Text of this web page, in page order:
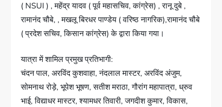
( NSUI ) , महेंद्र यादव ( पूर्व महासचिव, कांग्रेस) , रानू दुबे ,
रामानंद चौबे, , मखलू बिरधर पाण्डेय ( वरिष्ठ नागरिक),रामानंद चौबे
( प्रदेश सचिव, किसान कांग्रेस) के द्वारा किया गया।
यात्रा में शामिल प्रमुख प्रतिभागी:
चंदन पाल, अरविंद कुशवाहा, नंदलाल मास्टर, अरविंद अंजुम,
सोमनाथ रोड़े, भूपेश भूषण, सतीश मराठा, गौरांग महापात्रा, ध्रुव
भाई, विद्याधर मास्टर, श्यामधर तिवारी, जगदीश कुमार, विकास,